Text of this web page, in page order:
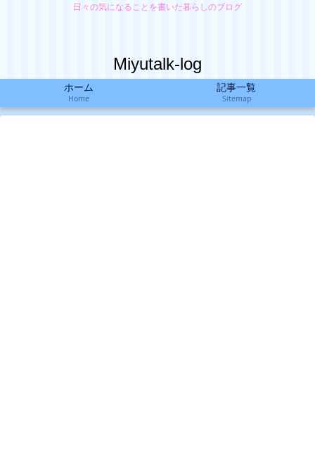
日々の気になることを書いた暮らしのブログ
Miyutalk-log
ホーム
Home
記事一覧
Sitemap